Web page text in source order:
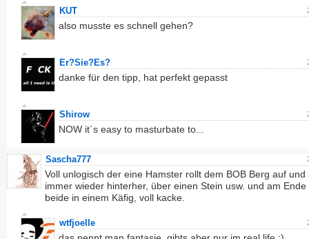
KUT
also musste es schnell gehen?
Er?Sie?Es?
danke für den tipp, hat perfekt gepasst
Shirow
NOW it´s easy to masturbate to...
Sascha777
Voll unlogisch der eine Hamster rollt dem BOB Berg auf und
immer wieder hinterher, über einen Stein usw. und am Ende
beide in einem Käfig, voll kacke.
wtfjoelle